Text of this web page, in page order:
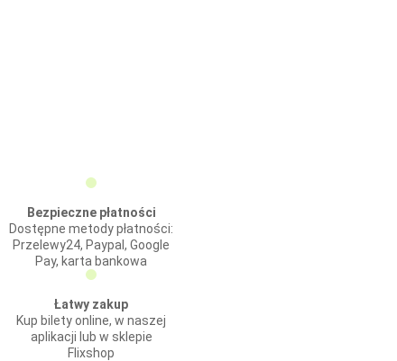
Bezpieczne płatności
Dostępne metody płatności:
Przelewy24, Paypal, Google
Pay, karta bankowa
Łatwy zakup
Kup bilety online, w naszej
aplikacji lub w sklepie
Flixshop